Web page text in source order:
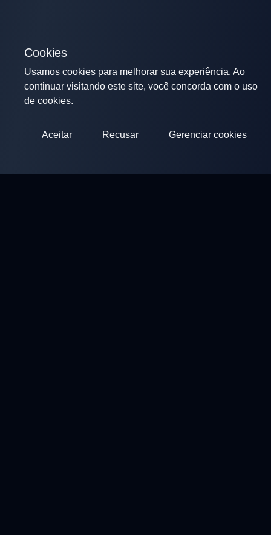
Cookies
Usamos cookies para melhorar sua experiência. Ao
continuar visitando este site, você concorda com o uso
de cookies.
Aceitar Recusar Gerenciar cookies